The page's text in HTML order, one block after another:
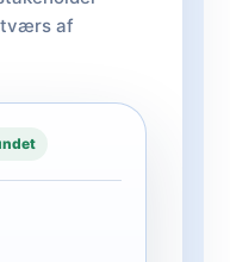
tværs af